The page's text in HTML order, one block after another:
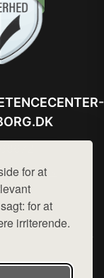
for at
for at
irriterende.
privatlivspolitik
en række